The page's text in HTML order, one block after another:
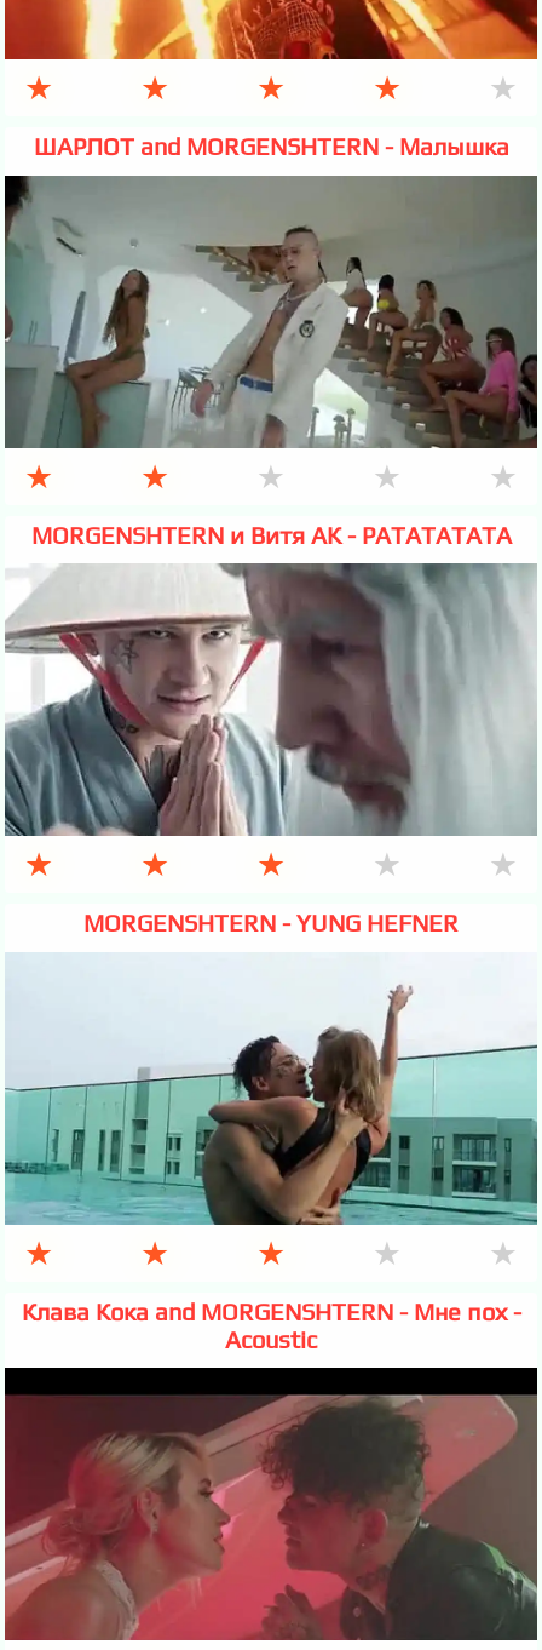
★ ★ ★ ★ ★
ШАРЛОТ and MORGENSHTERN - Малышка
★ ★ ★ ★ ★
MORGENSHTERN и Витя АК - РАТАТАТАТА
★ ★ ★ ★ ★
MORGENSHTERN - YUNG HEFNER
★ ★ ★ ★ ★
Клава Кока and MORGENSHTERN - Мне пох -
Acoustic